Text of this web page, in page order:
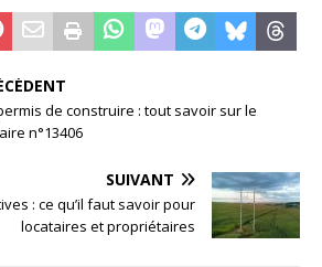
de construire : tout savoir sur le
n°13406
SUIVANT
: ce qu’il faut savoir pour
locataires et propriétaires